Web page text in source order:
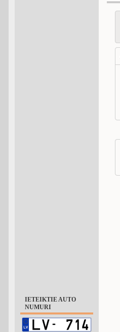
IETEIKTIE AUTO
NUMURI